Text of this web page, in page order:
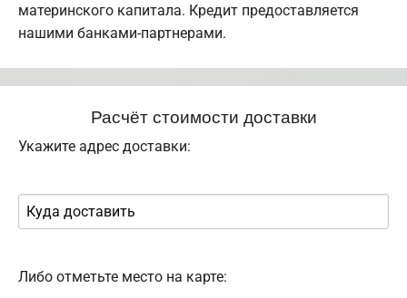
материнского капитала. Кредит предоставляется
нашими банками-партнерами.
Расчёт стоимости доставки
Укажите адрес доставки:
Либо отметьте место на карте: